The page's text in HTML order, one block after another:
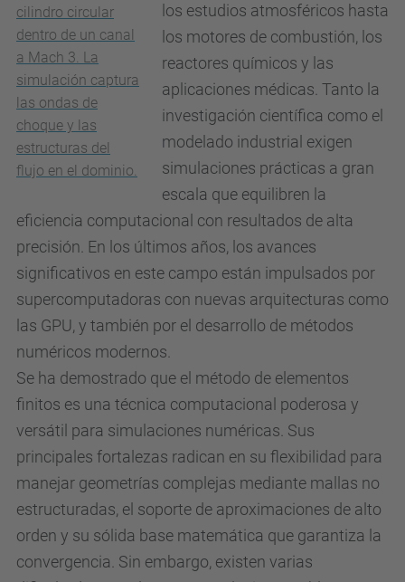
cilindro circular
dentro de un canal
a Mach 3. La
simulación captura
las ondas de
choque y las
estructuras del
flujo en el dominio.
los estudios atmosféricos hasta
los motores de combustión, los
reactores químicos y las
aplicaciones médicas. Tanto la
investigación científica como el
modelado industrial exigen
simulaciones prácticas a gran
escala que equilibren la
eficiencia computacional con resultados de alta
precisión. En los últimos años, los avances
significativos en este campo están impulsados por
supercomputadoras con nuevas arquitecturas como
las GPU, y también por el desarrollo de métodos
numéricos modernos.
Se ha demostrado que el método de elementos
finitos es una técnica computacional poderosa y
versátil para simulaciones numéricas. Sus
principales fortalezas radican en su flexibilidad para
manejar geometrías complejas mediante mallas no
estructuradas, el soporte de aproximaciones de alto
orden y su sólida base matemática que garantiza la
convergencia. Sin embargo, existen varias